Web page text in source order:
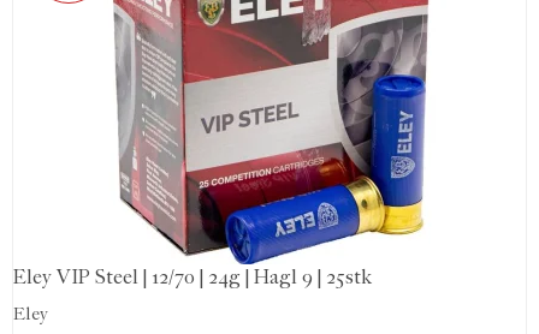
Eley VIP Steel | 12/70 | 24g | Hagl 9 | 25stk
Eley